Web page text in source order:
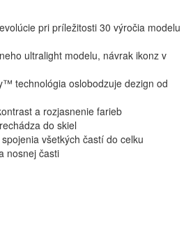
pri príležitosti 30 výročia modelu
ultralight modelu, návrak ikonz v
technológia oslobodzuje dezign od
a rozjasnenie farieb
do skiel
všetkých častí do celku
nosnej časti